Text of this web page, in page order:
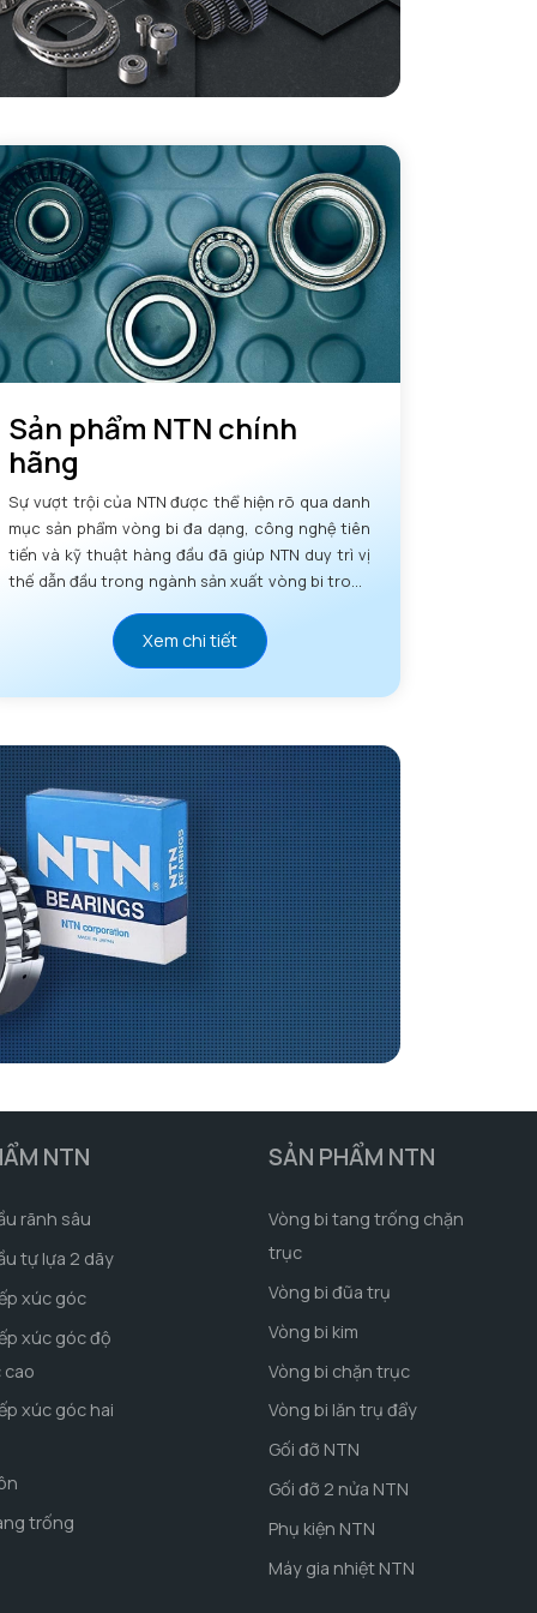
Sản phẩm NTN chính
hãng
Sự vượt trội của NTN được thể hiện rõ qua danh
mục sản phẩm vòng bi đa dạng, công nghệ tiên
tiến và kỹ thuật hàng đầu đã giúp NTN duy trì vị
thế dẫn đầu trong ngành sản xuất vòng bi trong
Xem chi tiết
NTN
rãnh sâu
tự lựa 2 dãy
xúc góc
xúc góc độ
cao
xúc góc hai
trống
SẢN PHẨM NTN
Vòng bi tang trống chặn
trục
Vòng bi đũa trụ
Vòng bi kim
Vòng bi chặn trục
Vòng bi lăn trụ đẩy
Gối đỡ NTN
Gối đỡ 2 nửa NTN
Phụ kiện NTN
Máy gia nhiệt NTN